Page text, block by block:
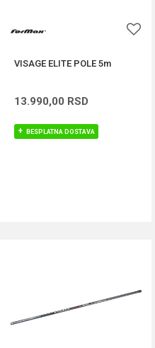
VISAGE ELITE POLE 5m
13.990,00 RSD
BESPLATNA DOSTAVA